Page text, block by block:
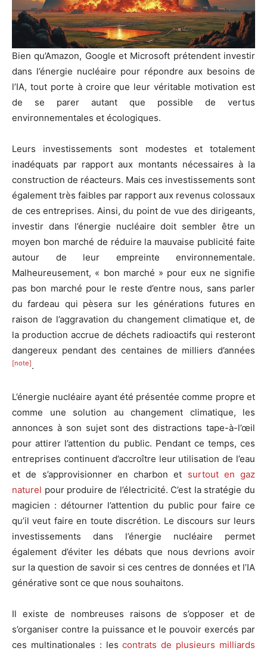
Bien qu’Amazon, Google et Microsoft prétendent investir
dans l’énergie nucléaire pour répondre aux besoins de
l’IA, tout porte à croire que leur véritable motivation est
de se parer autant que possible de vertus
environnementales et écologiques.
Leurs investissements sont modestes et totalement
inadéquats par rapport aux montants nécessaires à la
construction de réacteurs. Mais ces investissements sont
également très faibles par rapport aux revenus colossaux
de ces entreprises. Ainsi, du point de vue des dirigeants,
investir dans l’énergie nucléaire doit sembler être un
moyen bon marché de réduire la mauvaise publicité faite
autour de leur empreinte environnementale.
Malheureusement, « bon marché » pour eux ne signifie
pas bon marché pour le reste d’entre nous, sans parler
du fardeau qui pèsera sur les générations futures en
raison de l’aggravation du changement climatique et, de
la production accrue de déchets radioactifs qui resteront
dangereux pendant des centaines de milliers d’années
[note].
L’énergie nucléaire ayant été présentée comme propre et
comme une solution au changement climatique, les
annonces à son sujet sont des distractions tape-à-l’œil
pour attirer l’attention du public. Pendant ce temps, ces
entreprises continuent d’accroître leur utilisation de l’eau
et de s’approvisionner en charbon et surtout en gaz
naturel pour produire de l’électricité. C’est la stratégie du
magicien : détourner l’attention du public pour faire ce
qu’il veut faire en toute discrétion. Le discours sur leurs
investissements dans l’énergie nucléaire permet
également d’éviter les débats que nous devrions avoir
sur la question de savoir si ces centres de données et l’IA
générative sont ce que nous souhaitons.
Il existe de nombreuses raisons de s’opposer et de
s’organiser contre la puissance et le pouvoir exercés par
ces multinationales : lescontrats de plusieurs milliards